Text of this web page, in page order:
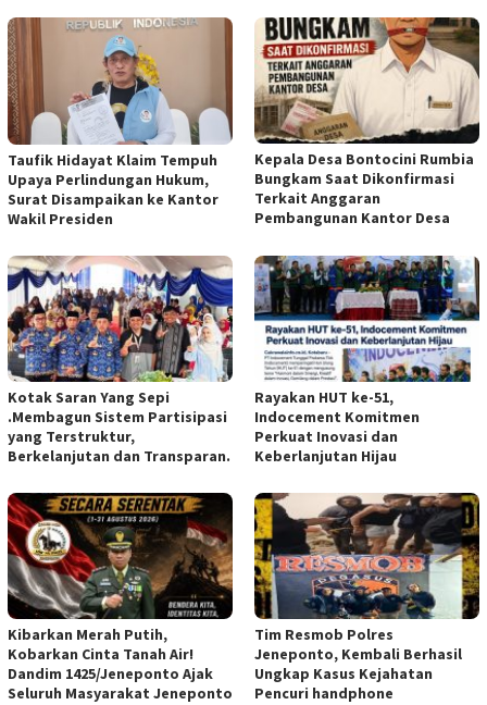
Taufik Hidayat Klaim Tempuh
Upaya Perlindungan Hukum,
Surat Disampaikan ke Kantor
Wakil Presiden
Kepala Desa Bontocini Rumbia
Bungkam Saat Dikonfirmasi
Terkait Anggaran
Pembangunan Kantor Desa
Kotak Saran Yang Sepi
.Membagun Sistem Partisipasi
yang Terstruktur,
Berkelanjutan dan Transparan.
Rayakan HUT ke-51,
Indocement Komitmen
Perkuat Inovasi dan
Keberlanjutan Hijau
Kibarkan Merah Putih,
Kobarkan Cinta Tanah Air!
Dandim 1425/Jeneponto Ajak
Seluruh Masyarakat Jeneponto
Tim Resmob Polres
Jeneponto, Kembali Berhasil
Ungkap Kasus Kejahatan
Pencuri handphone